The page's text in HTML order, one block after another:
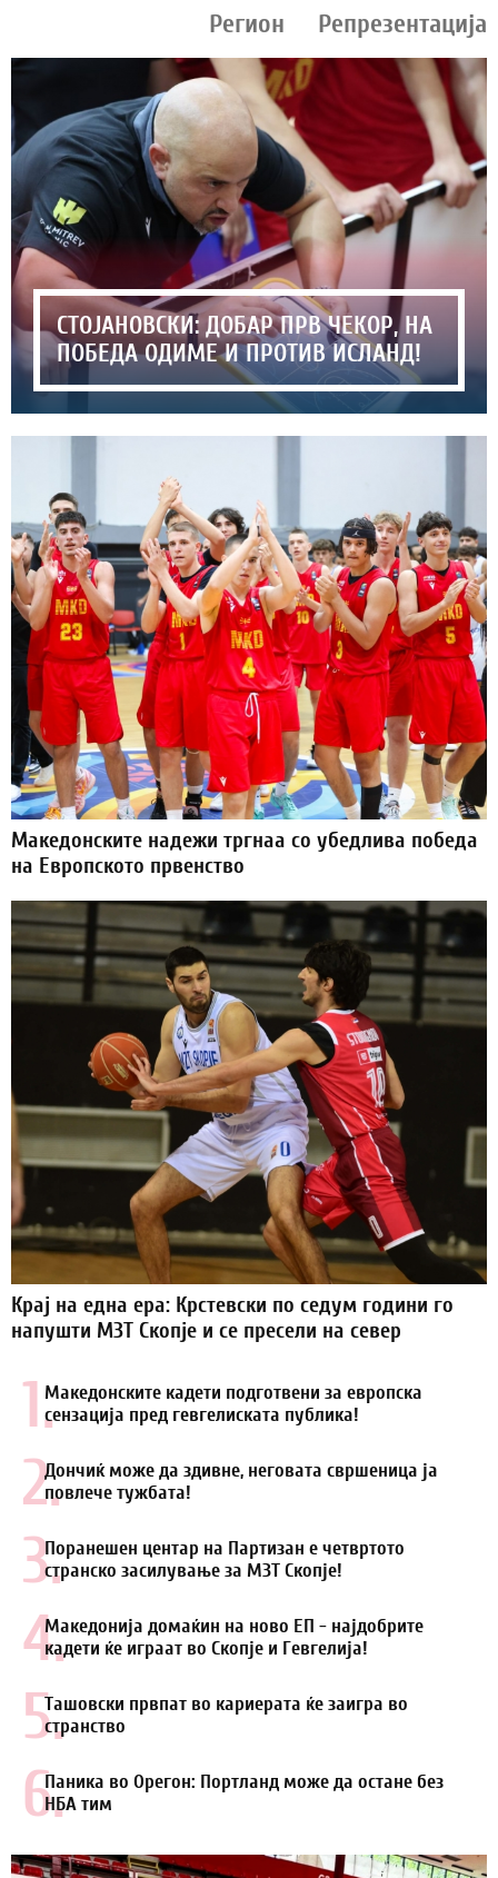
Регион
Репрезентација
СТОЈАНОВСКИ: ДОБАР ПРВ ЧЕКОР, НА
ПОБЕДА ОДИМЕ И ПРОТИВ ИСЛАНД!
Македонските надежи тргнаа со убедлива победа
на Европското првенство
Крај на една ера: Крстевски по седум години го
напушти МЗТ Скопје и се пресели на север
1.Македонските кадети подготвени за европска
сензација пред гевгелиската публика!
2.Дончиќ може да здивне, неговата свршеница ја
повлече тужбата!
3.Поранешен центар на Партизан е четвртото
странско засилување за МЗТ Скопје!
4.Македонија домаќин на ново ЕП - најдобрите
кадети ќе играат во Скопје и Гевгелија!
5.Ташовски првпат во кариерата ќе заигра во
странство
6.Паника во Орегон: Портланд може да остане без
НБА тим